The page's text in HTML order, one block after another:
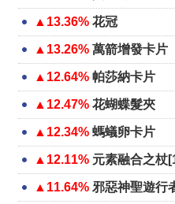
▲13.36% 花冠
▲13.26% 萬箭增發卡片
▲12.64% 帕莎納卡片
▲12.47% 花蝴蝶髮夾
▲12.34% 螞蟻卵卡片
▲12.11% 元素融合之杖
▲11.64% 邪惡神聖遊行